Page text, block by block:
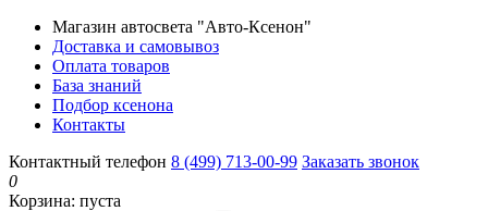
Магазин автосвета "Авто-Ксенон"
Доставка и самовывоз
Оплата товаров
База знаний
Подбор ксенона
Контакты
Контактный телефон 8 (499) 713-00-99 Заказать звонок
0
Корзина: пуста